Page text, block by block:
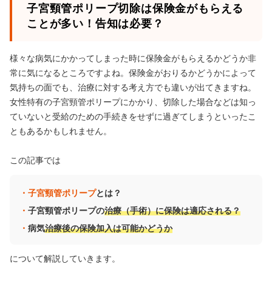
子宮頸管ポリープ切除は保険金がもらえる
ことが多い！告知は必要？
様々な病気にかかってしまった時に保険金がもらえるかどうか非
常に気になるところですよね。保険金がおりるかどうかによって
気持ちの面でも、治療に対する考え方でも違いが出てきますね。
女性特有の子宮頸管ポリープにかかり、切除した場合などは知っ
ていないと受給のための手続きをせずに過ぎてしまうといったこ
ともあるかもしれません。
この記事では
子宮頸管ポリープとは？
子宮頸管ポリープの治療（手術）に保険は適応される？
病気治療後の保険加入は可能かどうか
について解説していきます。